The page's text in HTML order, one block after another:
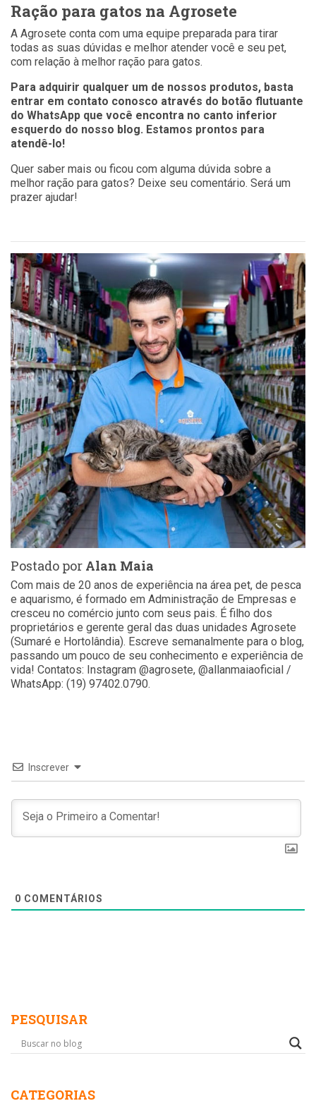
Ração para gatos na Agrosete
A Agrosete conta com uma equipe preparada para tirar
todas as suas dúvidas e melhor atender você e seu pet,
com relação à melhor ração para gatos.
Para adquirir qualquer um de nossos produtos, basta
entrar em contato conosco através do botão flutuante
do WhatsApp que você encontra no canto inferior
esquerdo do nosso blog. Estamos prontos para
atendê-lo!
Quer saber mais ou ficou com alguma dúvida sobre a
melhor ração para gatos? Deixe seu comentário. Será um
prazer ajudar!
Postado por Alan Maia
Com mais de 20 anos de experiência na área pet, de pesca
e aquarismo, é formado em Administração de Empresas e
cresceu no comércio junto com seus pais. É filho dos
proprietários e gerente geral das duas unidades Agrosete
(Sumaré e Hortolândia). Escreve semanalmente para o blog,
passando um pouco de seu conhecimento e experiência de
vida! Contatos: Instagram @agrosete, @allanmaiaoficial /
WhatsApp: (19) 97402.0790.
Inscrever
0 COMENTÁRIOS
PESQUISAR
CATEGORIAS